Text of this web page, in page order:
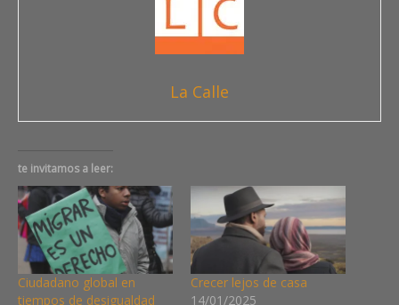
La Calle
te invitamos a leer:
Ciudadano global en
tiempos de desigualdad
Crecer lejos de casa
14/01/2025